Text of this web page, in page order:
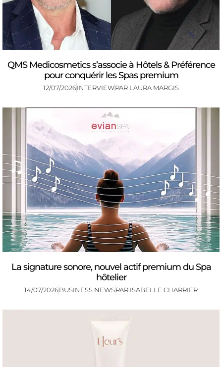
QMS Medicosmetics s’associe à Hôtels & Préférence
pour conquérir les Spas premium
12/07/2026INTERVIEWPAR LAURA MARGIS
La signature sonore, nouvel actif premium du Spa
hôtelier
14/07/2026BUSINESS NEWSPAR ISABELLE CHARRIER